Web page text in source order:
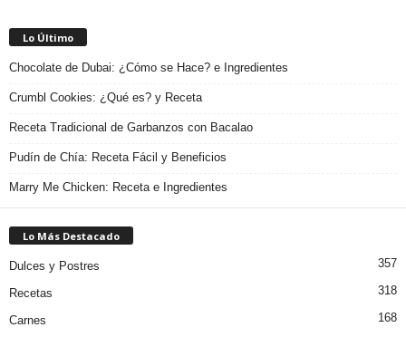
Lo Último
Chocolate de Dubai: ¿Cómo se Hace? e Ingredientes
Crumbl Cookies: ¿Qué es? y Receta
Receta Tradicional de Garbanzos con Bacalao
Pudín de Chía: Receta Fácil y Beneficios
Marry Me Chicken: Receta e Ingredientes
Lo Más Destacado
Dulces y Postres 357
Recetas 318
Carnes 168